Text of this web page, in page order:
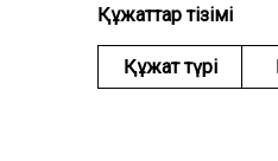
Құжаттар тізімі
Құжат түрі